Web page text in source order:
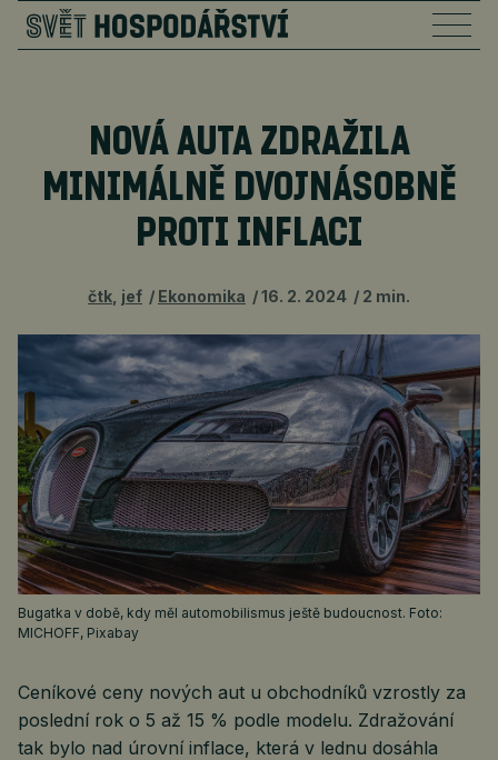
NOVÁ AUTA ZDRAŽILA
MINIMÁLNĚ DVOJNÁSOBNĚ
PROTI INFLACI
čtk jef Ekonomika 16. 2. 2024 2 min.
Bugatka v době, kdy měl automobilismus ještě budoucnost. Foto:
MICHOFF, Pixabay
Ceníkové ceny nových aut u obchodníků vzrostly za
poslední rok o 5 až 15 % podle modelu. Zdražování
tak bylo nad úrovní inflace, která v lednu dosáhla